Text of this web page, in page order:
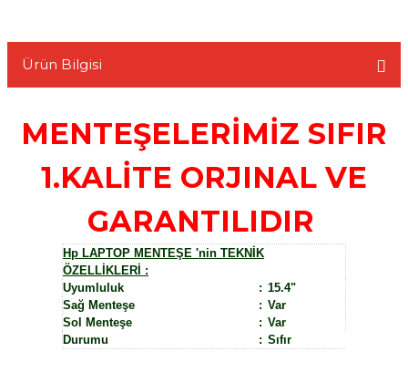
Ürün Bilgisi
MENTEŞELERİMİZ SIFIR
1.KALİTE ORJINAL VE
GARANTILIDIR
Hp LAPTOP MENTEŞE 'nin TEKNİK
ÖZELLİKLERİ :
Uyumluluk
: 15.4"
Sağ Menteşe
: Var
Sol Menteşe
: Var
Durumu
: Sıfır